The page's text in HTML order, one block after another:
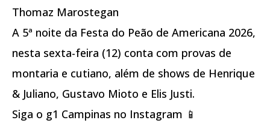
Thomaz Marostegan
A 5ª noite da Festa do Peão de Americana 2026,
nesta sexta-feira (12) conta com provas de
montaria e cutiano, além de shows de Henrique
& Juliano, Gustavo Mioto e Elis Justi.
Siga o g1 Campinas no Instagram 📱